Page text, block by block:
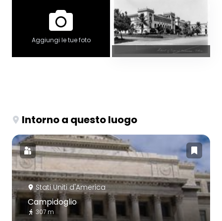
Aggiungi le tue foto
Intorno a questo luogo
Stati Uniti d'America
Campidoglio
307 m